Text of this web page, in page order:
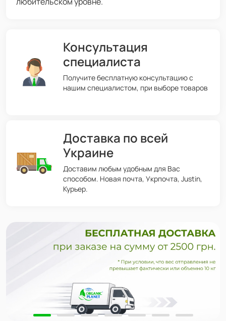
Консультация
специалиста
Получите бесплатную консультацию с
нашим специалистом, при выборе товаров
Доставка по всей
Украине
Доставим любым удобным для Вас
способом. Новая почта, Укрпочта, Justin,
Курьер.